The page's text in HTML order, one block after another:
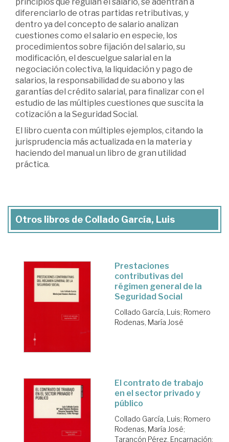
principios que regu­lan el salario, se adentran a
diferenciarlo de otras partidas retributivas, y
dentro ya del concepto de salario analizan
cuestiones como el salario en especie, los
procedimientos sobre fijación del salario, su
modificación, el descuelgue sala­rial en la
negociación colectiva, la liquidación y pago de
salarios, la responsabili­dad de su abono y las
garantías del crédito salarial, para finalizar con el
estudio de las múltiples cuestiones que suscita la
cotización a la Seguridad Social.
El libro cuenta con múltiples ejemplos, citando la
jurisprudencia más actualizada en la materia y
haciendo del manual un libro de gran utilidad
práctica.
Otros libros de Collado García, Luis
Prestaciones
contributivas del
régimen general de la
Seguridad Social
Collado García, Luis; Romero
Rodenas, María José
El contrato de trabajo
en el sector privado y
público
Collado García, Luis; Romero
Rodenas, María José;
Tarancón Pérez, Encarnación;